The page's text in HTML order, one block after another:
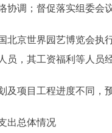
接诉即办
协调；督促落实组委会
京世界园艺博览会执
员，其工资福利等人员
项目工程进度不同，
出总体情况